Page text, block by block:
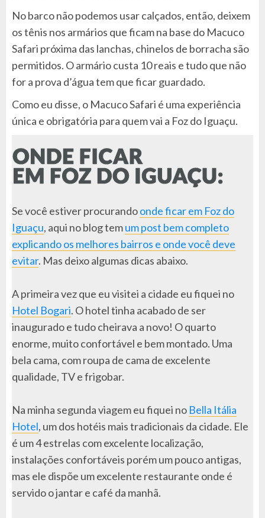
No barco não podemos usar calçados, então, deixem
os tênis nos armários que ficam na base do Macuco
Safari próxima das lanchas, chinelos de borracha são
permitidos. O armário custa 10 reais e tudo que não
for a prova d’água tem que ficar guardado.
Como eu disse, o Macuco Safari é uma experiência
única e obrigatória para quem vai a Foz do Iguaçu.
Se você estiver procurandoonde ficar em Foz do
Iguaçu, aqui no blog temum post bem completo
explicando os melhores bairros e onde você deve
evitar. Mas deixo algumas dicas abaixo.
A primeira vez que eu visitei a cidade eu fiquei no
Hotel Bogari. O hotel tinha acabado de ser
inaugurado e tudo cheirava a novo! O quarto
enorme, muito confortável e bem montado. Uma
bela cama, com roupa de cama de excelente
qualidade, TV e frigobar.
Na minha segunda viagem eu fiquei no Bella Itália
Hotel, um dos hotéis mais tradicionais da cidade. Ele
é um 4 estrelas com excelente localização,
instalações confortáveis porém um pouco antigas,
mas ele dispõe um excelente restaurante onde é
servido o jantar e café da manhã.